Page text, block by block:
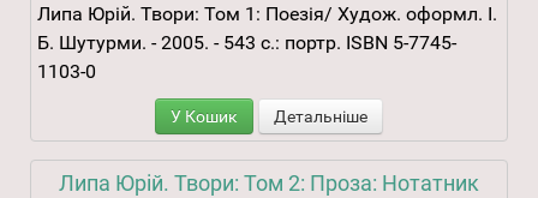
Липа Юрій. Твори: Том 1: Поезія/ Худож. оформл. І.
Б. Шутурми. - 2005. - 543 с.: портр. ISBN 5-7745-
1103-0
У Кошик Детальніше
Липа Юрій. Твори: Том 2: Проза: Нотатник